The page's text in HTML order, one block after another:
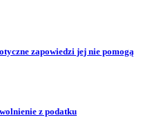
zapowiedzi jej nie pomogą
z podatku